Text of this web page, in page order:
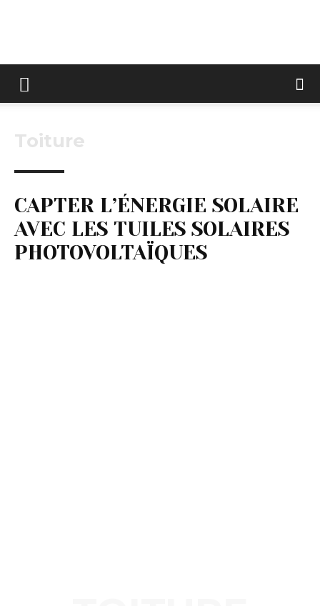
Keltravo
Toiture
CAPTER L’ÉNERGIE SOLAIRE
AVEC LES TUILES SOLAIRES
PHOTOVOLTAÏQUES